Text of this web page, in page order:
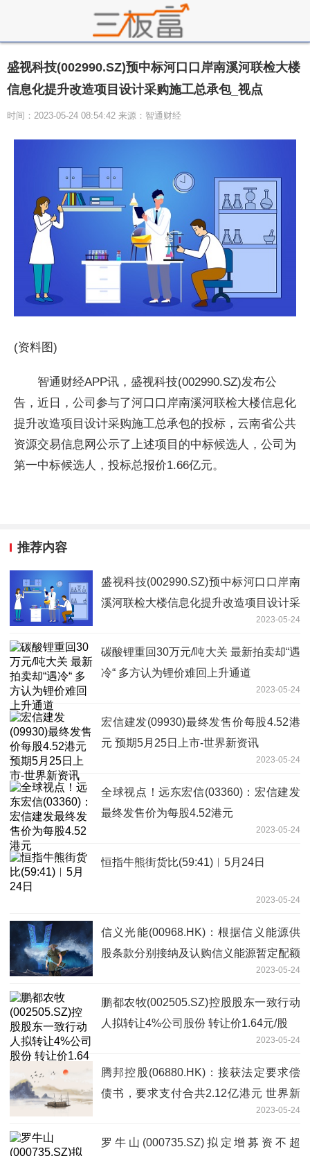
盛视科技(002990.SZ)预中标河口口岸南溪河联检大楼
信息化提升改造项目设计采购施工总承包_视点
时间：2023-05-24 08:54:42 来源：智通财经
(资料图)
智通财经APP讯，盛视科技(002990.SZ)发布公
告，近日，公司参与了河口口岸南溪河联检大楼信息化
提升改造项目设计采购施工总承包的投标，云南省公共
资源交易信息网公示了上述项目的中标候选人，公司为
第一中标候选人，投标总报价1.66亿元。
推荐内容
盛视科技(002990.SZ)预中标河口口岸南
溪河联检大楼信息化提升改造项目设计采
2023-05-24
碳酸锂重回30万元/吨大关 最新拍卖却“遇
冷“ 多方认为锂价难回上升通道
2023-05-24
宏信建发(09930)最终发售价每股4.52港
元 预期5月25日上市-世界新资讯
2023-05-24
全球视点！远东宏信(03360)：宏信建发
最终发售价为每股4.52港元
2023-05-24
恒指牛熊街货比(59:41)︱5月24日
2023-05-24
信义光能(00968.HK)：根据信义能源供
股条款分别接纳及认购信义能源暂定配额
2023-05-24
鹏都农牧(002505.SZ)控股股东一致行动
人拟转让4%公司股份 转让价1.64元/股
2023-05-24
腾邦控股(06880.HK)：接获法定要求偿
债书，要求支付合共2.12亿港元 世界新
2023-05-24
罗牛山(000735.SZ)拟定增募资不超